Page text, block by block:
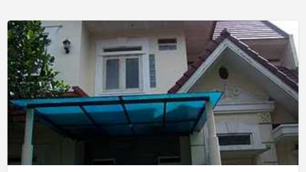
Rumah
Kontrak
Kos
Untuk
Mahasiswi
Uin
Ciputat